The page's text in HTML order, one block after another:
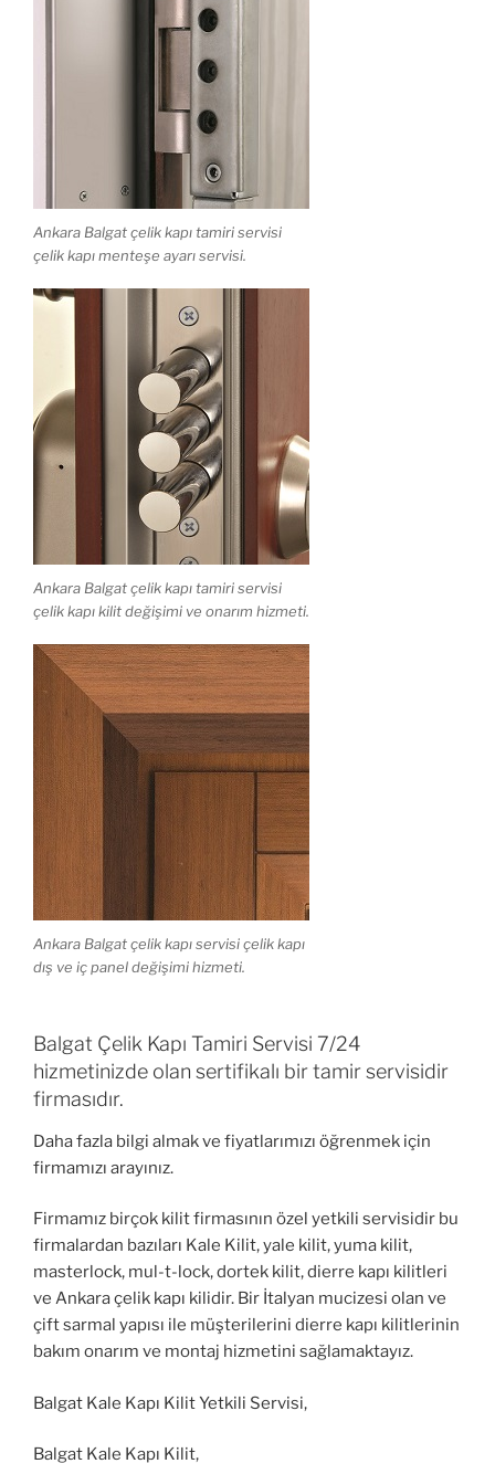
Ankara Balgat çelik kapı tamiri servisi
çelik kapı menteşe ayarı servisi.
Ankara Balgat çelik kapı tamiri servisi
çelik kapı kilit değişimi ve onarım hizmeti.
Ankara Balgat çelik kapı servisi çelik kapı
dış ve iç panel değişimi hizmeti.
Balgat Çelik Kapı Tamiri Servisi 7/24
hizmetinizde olan sertifikalı bir tamir servisidir
firmasıdır.
Daha fazla bilgi almak ve fiyatlarımızı öğrenmek için
firmamızı arayınız.
Firmamız birçok kilit firmasının özel yetkili servisidir bu
firmalardan bazıları Kale Kilit, yale kilit, yuma kilit,
masterlock, mul-t-lock, dortek kilit, dierre kapı kilitleri
ve Ankara çelik kapı kilidir. Bir İtalyan mucizesi olan ve
çift sarmal yapısı ile müşterilerini dierre kapı kilitlerinin
bakım onarım ve montaj hizmetini sağlamaktayız.
Balgat Kale Kapı Kilit Yetkili Servisi,
Balgat Kale Kapı Kilit,